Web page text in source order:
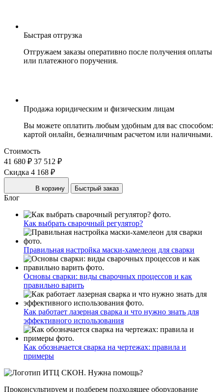
Быстрая отгрузка
Отгружаем заказы оперативно после получения оплаты
или платежного поручения.
Продажа юридическим и физическим лицам
Вы можете оплатить любым удобным для вас способом:
картой онлайн, безналичным расчетом или наличными.
Стоимость
41 680 ₽ 37 512 ₽
Скидка 4 168 ₽
В корзину Быстрый заказ
Блог
Как выбрать сварочный регулятор?
Правильная настройка маски-хамелеон для сварки
Основы сварки: виды сварочных процессов и как
правильно варить
Как работает лазерная сварка и что нужно знать для
эффективного использования
Как обозначается сварка на чертежах: правила и
примеры
Нужна помощь?
Проконсультируем и подберем подходящее оборудование